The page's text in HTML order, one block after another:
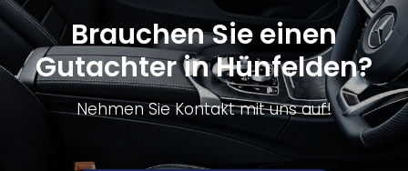
Brauchen Sie einen
Gutachter in Hünfelden?
Nehmen Sie Kontakt mit uns auf!